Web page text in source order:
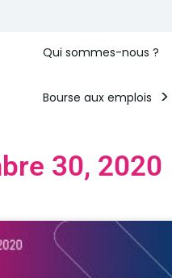
Qui sommes-nous ?
Bourse aux emplois
30, 2020